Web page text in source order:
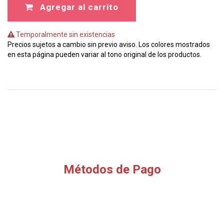
Agregar al carrito
Temporalmente sin existencias
Precios sujetos a cambio sin previo aviso. Los colores mostrados
en esta página pueden variar al tono original de los productos.
Métodos de Pago